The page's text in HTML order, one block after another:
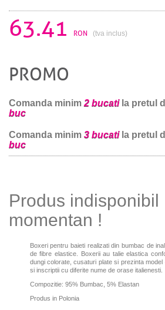
63.41 RON (tva inclus)
PROMO
Comanda minim 2 bucatila pretul
buc
Comanda minim 3 bucatila pretul
buc
Produs indisponibil
momentan !
Boxeri pentru baieti realizati din bumbac de
de fibre elastice. Boxerii au talie elastica
dungi colorate, cusaturi plate si prezinta
si inscriptii cu diferite nume de orase italienesti.
Compozitie: 95% Bumbac, 5% Elastan
Produs in Polonia